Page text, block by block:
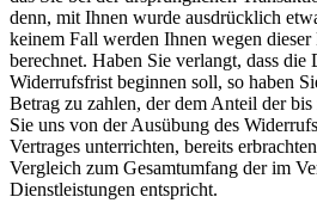
denn, mit Ihnen wurde ausdrücklich
keinem Fall werden Ihnen wegen
berechnet. Haben Sie verlangt, dass
Widerrufsfrist beginnen soll, so haben
Betrag zu zahlen, der dem Anteil der
Sie uns von der Ausübung des
Vertrages unterrichten, bereits
Vergleich zum Gesamtumfang der im
Dienstleistungen entspricht.